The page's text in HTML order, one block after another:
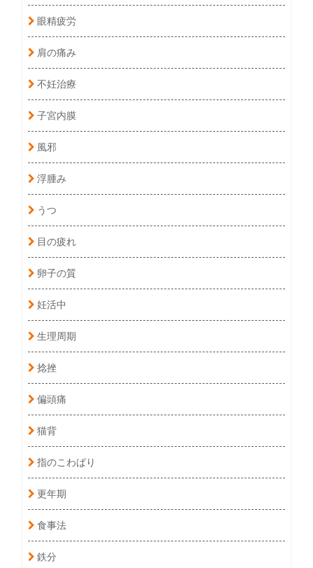
眼精疲労
肩の痛み
不妊治療
子宮内膜
風邪
浮腫み
うつ
目の疲れ
卵子の質
妊活中
生理周期
捻挫
偏頭痛
猫背
指のこわばり
更年期
食事法
鉄分